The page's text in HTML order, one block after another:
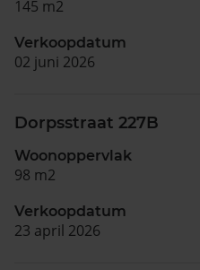
145 m2
Verkoopdatum
02 juni 2026
Dorpsstraat 227B
Woonoppervlak
98 m2
Verkoopdatum
23 april 2026